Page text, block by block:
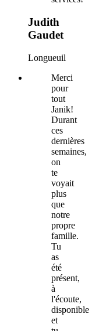
Judith
Gaudet
Longueuil
Merci
pour
tout
Janik!
Durant
ces
dernières
semaines,
on
te
voyait
plus
que
notre
propre
famille.
Tu
as
été
présent,
à
l'écoute,
disponible
et